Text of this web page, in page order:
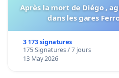
Après la mort de Diégo ,
dans les gares
3 173 signatures
175 Signatures / 7 jours
13 May 2026